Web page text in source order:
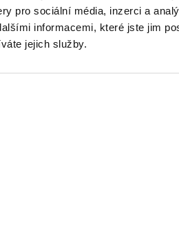
pro sociální média, inzerci a
informacemi, které jste jim
jejich služby.
jsou nejenom právní
profesí, ale všichni, kteří